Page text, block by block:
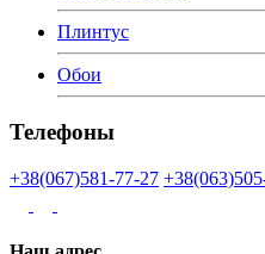
Плинтус
Обои
Телефоны
+38(067)581-77-27